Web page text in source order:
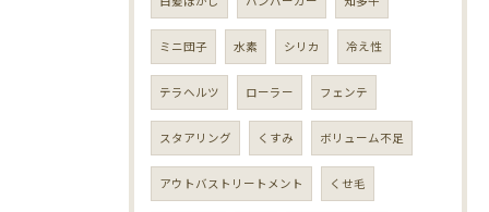
ミニ団子 水素 シリカ 冷え性
テラヘルツ ローラー フェンテ
スタアリング くすみ ボリューム不足
アウトバストリートメント くせ毛